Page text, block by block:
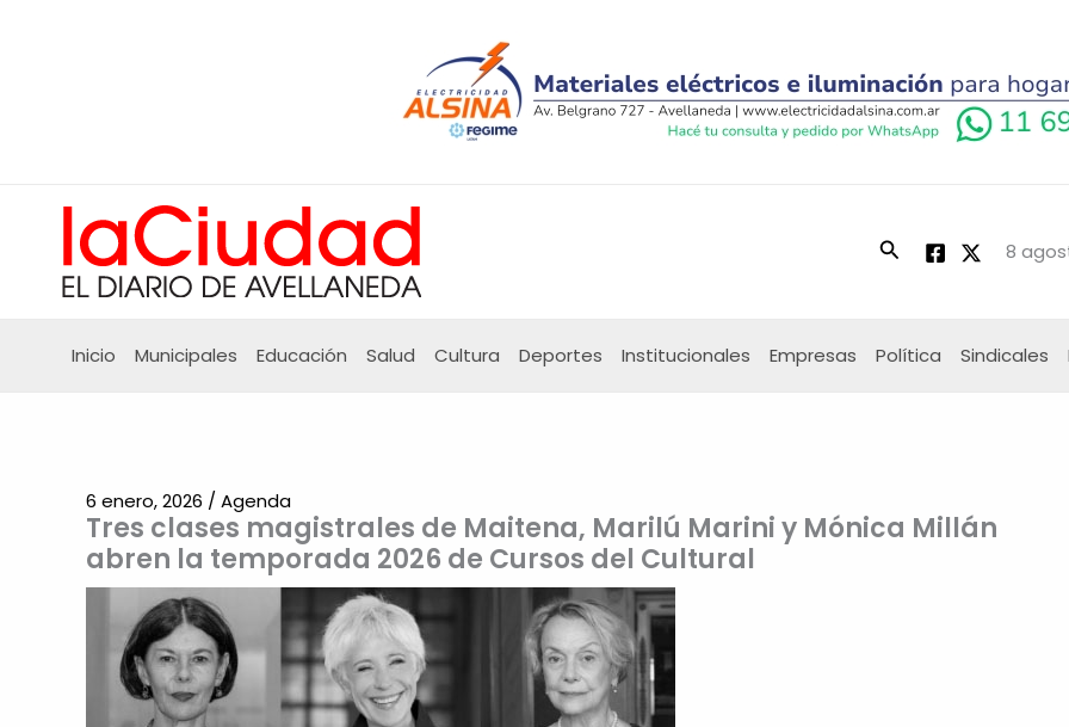
Buscar 8
Inicio Municipales Educación Salud Cultura Deportes Institucionales Empresas Política Sindicales
Tres clases magistrales de Maitena, Marilú Marini y Mónica Millán
abren la temporada 2026 de Cursos del Cultural
6 enero, 2026 / Agenda